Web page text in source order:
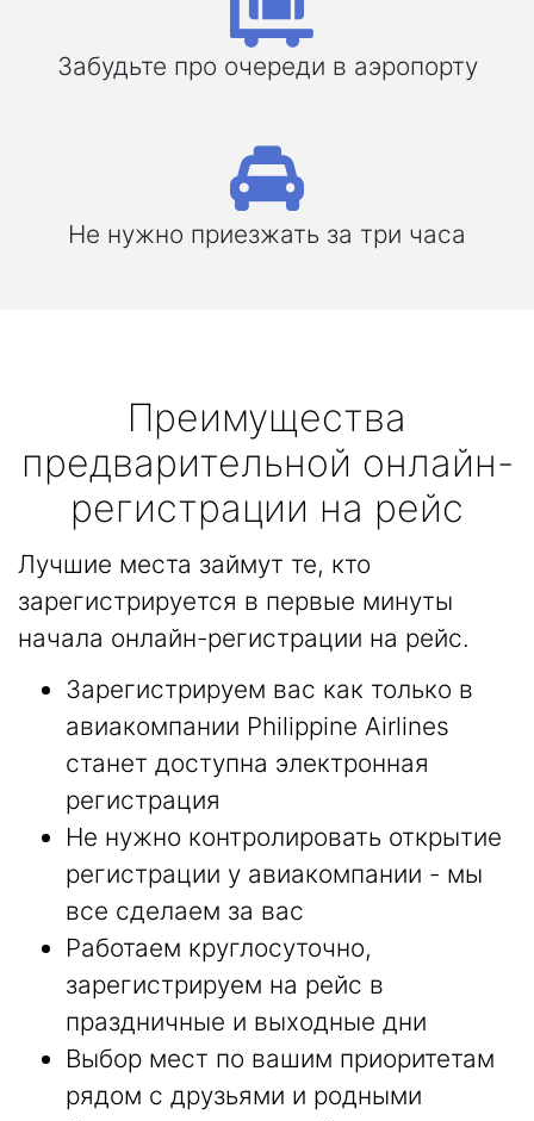
Забудьте про очереди в аэропорту
Не нужно приезжать за три часа
Преимущества
предварительной онлайн-
регистрации на рейс
Лучшие места займут те, кто
зарегистрируется в первые минуты
начала онлайн-регистрации на рейс.
Зарегистрируем вас как только в
авиакомпании Philippine Airlines
станет доступна электронная
регистрация
Не нужно контролировать открытие
регистрации у авиакомпании - мы
все сделаем за вас
Работаем круглосуточно,
зарегистрируем на рейс в
праздничные и выходные дни
Выбор мест по вашим приоритетам
рядом с друзьями и родными